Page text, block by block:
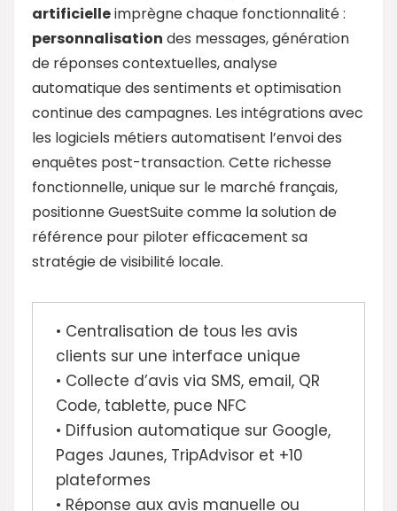
artificielleimprègne chaque fonctionnalité :
personnalisation des messages, génération
de réponses contextuelles, analyse
automatique des sentiments et optimisation
continue des campagnes. Les intégrations avec
les logiciels métiers automatisent l’envoi des
enquêtes post-transaction. Cette richesse
fonctionnelle, unique sur le marché français,
positionne GuestSuite comme la solution de
référence pour piloter efficacement sa
stratégie de visibilité locale.
• Centralisation de tous les avis
clients sur une interface unique
• Collecte d’avis via SMS, email, QR
Code, tablette, puce NFC
• Diffusion automatique sur Google,
Pages Jaunes, TripAdvisor et +10
plateformes
• Réponse aux avis manuelle ou